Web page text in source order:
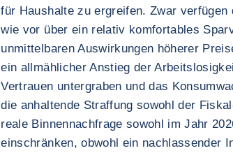
für Haushalte zu ergreifen. Zwar
wie vor über ein relativ komfortables
unmittelbaren Auswirkungen höherer
ein allmählicher Anstieg der
Vertrauen untergraben und das
die anhaltende Straffung sowohl der
reale Binnennachfrage sowohl im Jahr
einschränken, obwohl ein nachlassender